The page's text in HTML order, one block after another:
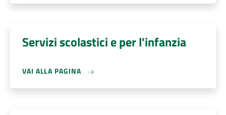
Servizi scolastici e per l'infanzia
VAI ALLA PAGINA